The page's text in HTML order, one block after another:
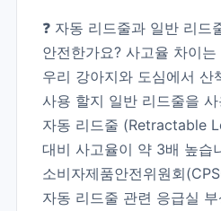
❓ 자동 리드줄과 일반 리드
안전한가요? 사고율 차이
우리 강아지와 도심에서 산
사용 할지 일반 리드줄을
자동 리드줄 (Retractable
대비 사고율이 약 3배 높습
소비자제품안전위원회
자동 리드줄 관련 응급실